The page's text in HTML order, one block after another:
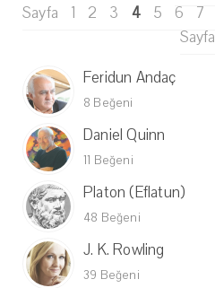
Sayfa
1 2 3 4 5 6 7
Sayfa
Feridun Andaç
8 Beğeni
Daniel Quinn
11 Beğeni
Platon (Eflatun)
48 Beğeni
J. K. Rowling
39 Beğeni